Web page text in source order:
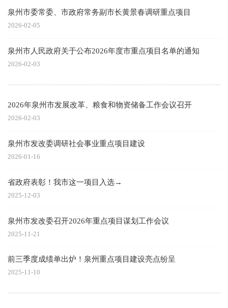
泉州市委常委、市政府常务副市长黄景春调研重点项目
2026-02-05
泉州市人民政府关于公布2026年度市重点项目名单的通知
2026-02-03
2026年泉州市发展改革、粮食和物资储备工作会议召开
2026-02-03
泉州市发改委调研社会事业重点项目建设
2026-01-16
省政府表彰！我市这一项目入选→
2025-12-03
泉州市发改委召开2026年重点项目谋划工作会议
2025-11-21
前三季度成绩单出炉！泉州重点项目建设亮点纷呈
2025-11-10